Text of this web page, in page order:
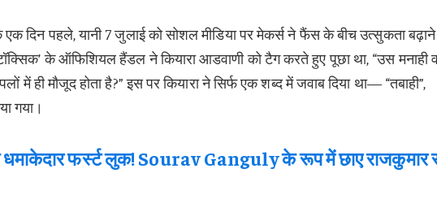
एक दिन पहले, यानी 7 जुलाई को सोशल मीडिया पर मेकर्स ने फैंस के बीच उत्सुकता
के ऑफिशियल हैंडल ने कियारा आडवाणी को टैग करते हुए पूछा था, “उस मनाही
में ही मौजूद होता है?” इस पर कियारा ने सिर्फ एक शब्द में जवाब दिया था— “तबाही”,
गया।
का धमाकेदार फर्स्ट लुक! Sourav Ganguly के रूप में छाए राजकुमार